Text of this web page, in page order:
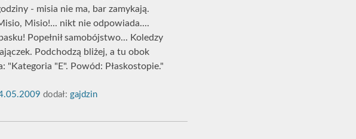
- misia nie ma, bar zamykają.
Misio!... nikt nie odpowiada....
Popełnił samobójstwo... Koledzy
Podchodzą bliżej, a tu obok
"Kategoria "E". Powód: Płaskostopie."
dodał: gajdzin